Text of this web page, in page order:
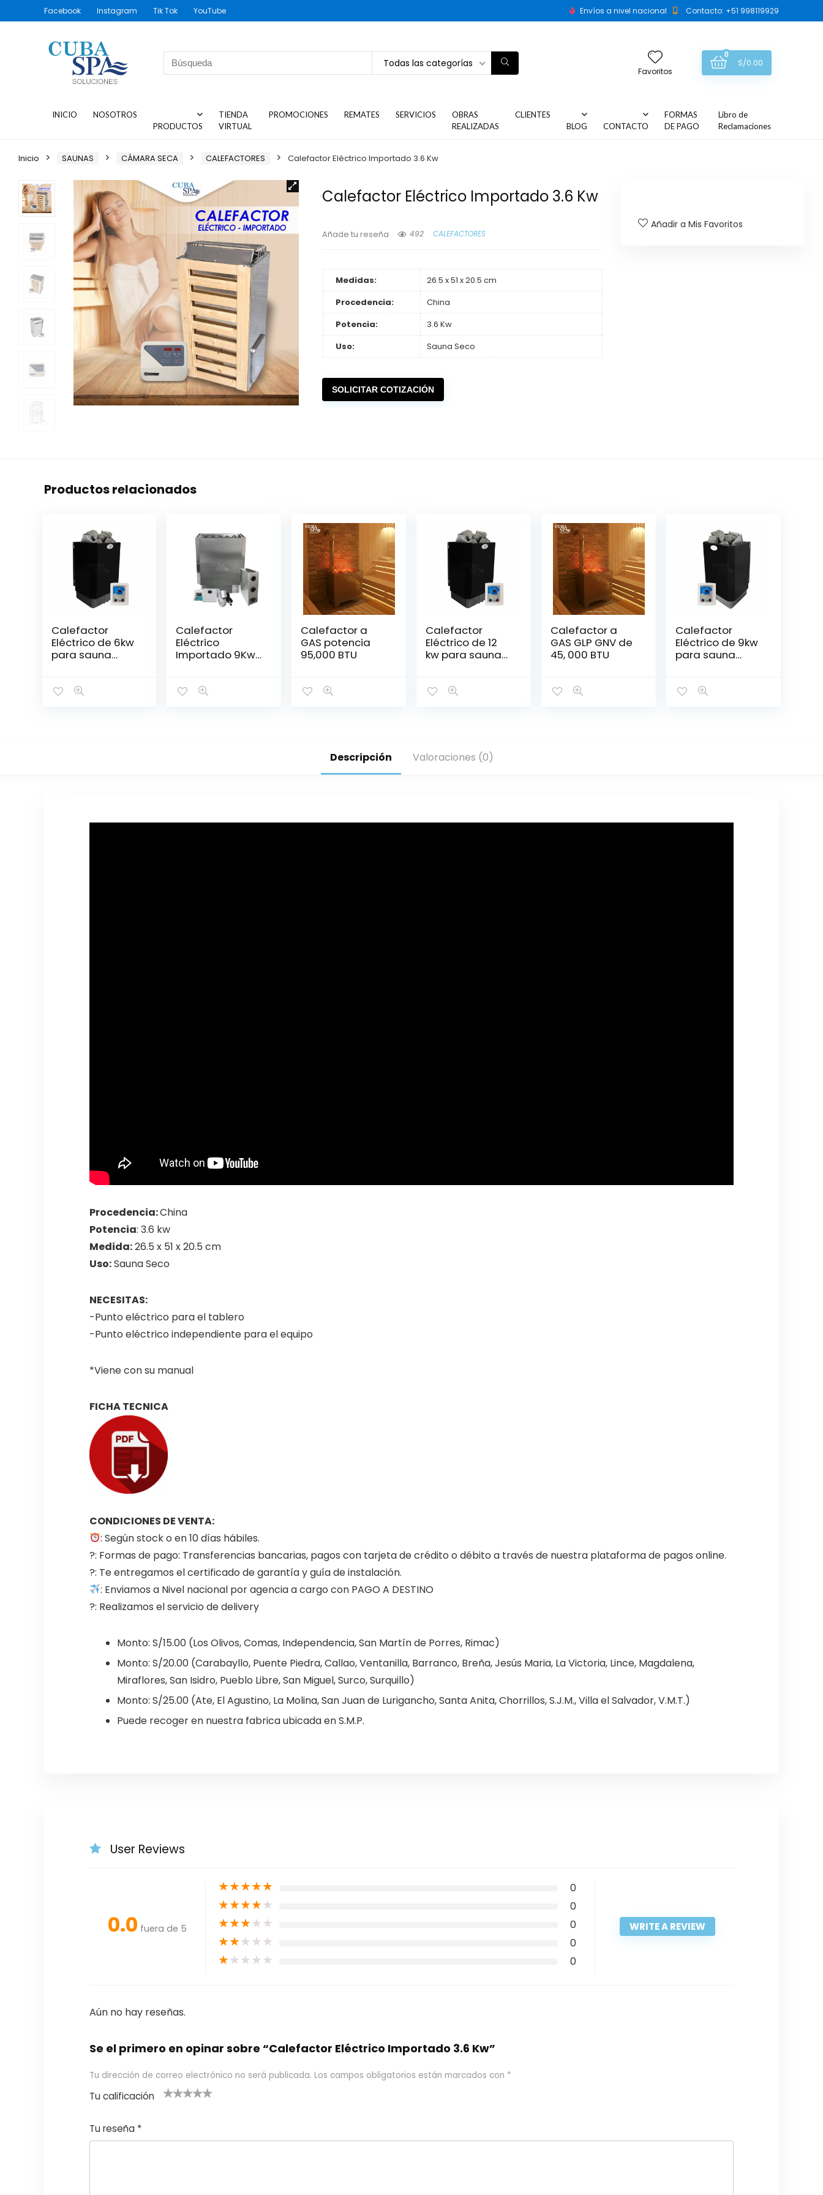
Facebook Instagram Tik Tok YouTube Envíos a nivel nacional Contacto: +51 998119929
Todas las categorías
Favoritos
0
S/0.00
INICIO
NOSOTROS
PRODUCTOS
TIENDA
VIRTUAL
PROMOCIONES REMATES SERVICIOS
OBRAS
REALIZADAS
CLIENTES
BLOG
CONTACTO
FORMAS
DE PAGO
Libro de
Reclamaciones
Inicio SAUNAS CÁMARA SECA CALEFACTORES Calefactor Eléctrico Importado 3.6 Kw
Calefactor Eléctrico Importado 3.6 Kw
Añade tu reseña 492 CALEFACTORES
Medidas:
26.5 x 51 x 20.5 cm
Procedencia:
China
Potencia:
3.6 Kw
Uso:
Sauna Seco
SOLICITAR COTIZACIÓN
Añadir a Mis Favoritos
Productos relacionados
Calefactor
Eléctrico de 6kw
para sauna
Calefactor
Eléctrico
Importado 9Kw
Calefactor a
GAS potencia
95,000 BTU
Calefactor
Eléctrico de 12
kw para sauna
Calefactor a
GAS GLP GNV de
45, 000 BTU
Calefactor
Eléctrico de 9kw
para sauna
Descripción Valoraciones (0)
Procedencia:China
Potencia: 3.6 kw
Medida:26.5 x 51 x 20.5 cm
Uso:Sauna Seco
NECESITAS:
-Punto eléctrico para el tablero
-Punto eléctrico independiente para el equipo
*Viene con su manual
FICHA TECNICA
CONDICIONES DE VENTA:
: Según stock o en 10 días hábiles.
?: Formas de pago: Transferencias bancarias, pagos con tarjeta de crédito o débito a través de nuestra plataforma de pagos online.
?: Te entregamos el certificado de garantía y guía de instalación.
: Enviamos a Nivel nacional por agencia a cargo con PAGO A DESTINO
?: Realizamos el servicio de delivery
Monto: S/15.00 (Los Olivos, Comas, Independencia, San Martín de Porres, Rimac)
Monto: S/20.00 (Carabayllo, Puente Piedra, Callao, Ventanilla, Barranco, Breña, Jesús Maria, La Victoria, Lince, Magdalena,
Miraflores, San Isidro, Pueblo Libre, San Miguel, Surco, Surquillo)
Monto: S/25.00 (Ate, El Agustino, La Molina, San Juan de Lurigancho, Santa Anita, Chorrillos, S.J.M., Villa el Salvador, V.M.T.)
Puede recoger en nuestra fabrica ubicada en S.M.P.
User Reviews
0.0 fuera de 5
★★★★★ 0
★★★★★ 0
★★★★★ 0
★★★★★ 0
★★★★★ 0
WRITE A REVIEW
Aún no hay reseñas.
Se el primero en opinar sobre “Calefactor Eléctrico Importado 3.6 Kw”
Tu dirección de correo electrónico no será publicada. Los campos obligatorios están marcados con *
Tu calificación
e
5
las
s
Tu reseña *